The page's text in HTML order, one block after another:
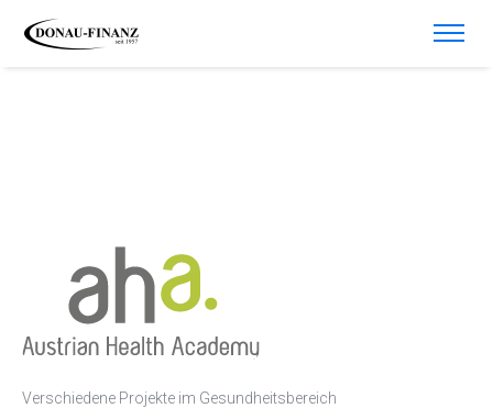
Verschiedene Projekte im Gesundheitsbereich